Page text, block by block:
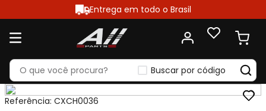
Entrega em todo o Brasil
Buscar por código
Referência: CXCH0036